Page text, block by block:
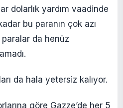
dolarlık yardım vaadinde
bu paranın çok azı
da henüz
da hala yetersiz kalıyor.
göre Gazze’de her 5